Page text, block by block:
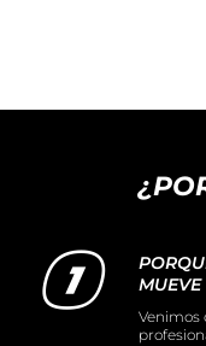
MUEVE
Venimos